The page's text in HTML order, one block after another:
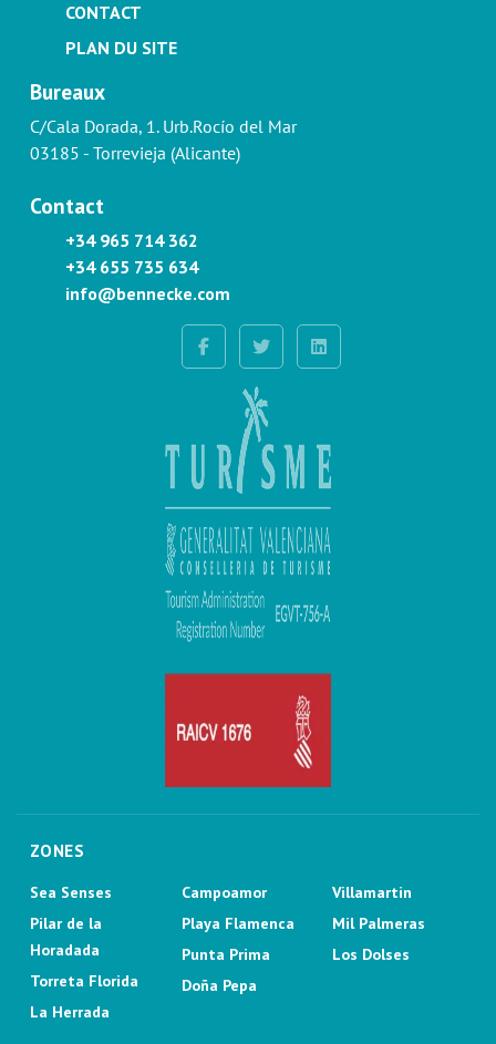
CONTACT
PLAN DU SITE
Bureaux
C/Cala Dorada, 1. Urb.Rocío del Mar
03185 - Torrevieja (Alicante)
Contact
+34 965 714 362
+34 655 735 634
info@bennecke.com
ZONES
Sea Senses
Pilar de la
Horadada
Torreta Florida
La Herrada
Campoamor
Playa Flamenca
Punta Prima
Doña Pepa
Villamartin
Mil Palmeras
Los Dolses